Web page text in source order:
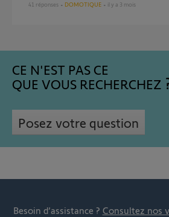
41 réponses DOMOTIQUE il y a 3 mois
CE N'EST PAS CE
QUE VOUS RECHERCHEZ
Posez votre question
Besoin d’assistance ? Consultez nos